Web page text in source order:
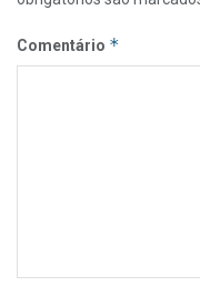
Comentário *